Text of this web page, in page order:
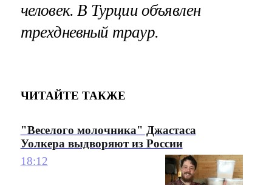
человек. В Турции объявлен
трехдневный траур.
ЧИТАЙТЕ ТАКЖЕ
"Веселого молочника" Джастаса
Уолкера выдворяют из России
18:12